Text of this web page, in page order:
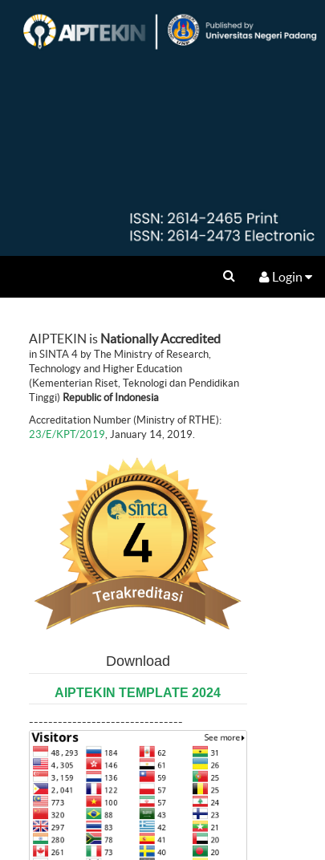
Login
AIPTEKIN is Nationally Accredited
in SINTA 4 by The Ministry of Research,
Technology and Higher Education
(Kementerian Riset, Teknologi dan Pendidikan
Tinggi) Republic of Indonesia
Accreditation Number (Ministry of RTHE):
23/E/KPT/2019, January 14, 2019.
Download
AIPTEKIN TEMPLATE 2024
--------------------------------